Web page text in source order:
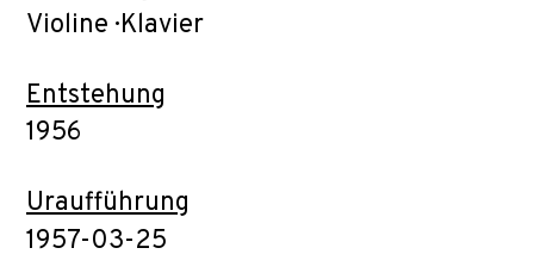
Violine · Klavier
Entstehung
1956
Uraufführung
1957-03-25